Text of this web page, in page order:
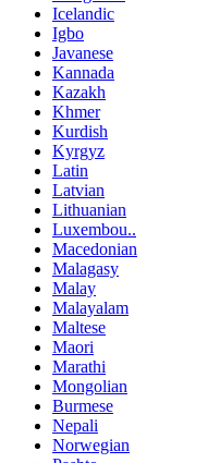
Icelandic
Igbo
Javanese
Kannada
Kazakh
Khmer
Kurdish
Kyrgyz
Latin
Latvian
Lithuanian
Luxembou..
Macedonian
Malagasy
Malay
Malayalam
Maltese
Maori
Marathi
Mongolian
Burmese
Nepali
Norwegian